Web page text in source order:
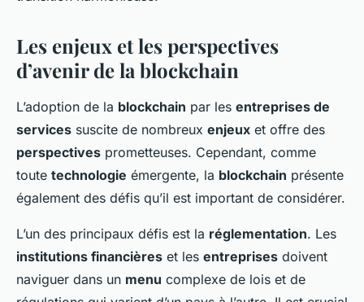
Les enjeux et les perspectives
d’avenir de la blockchain
L’adoption de la blockchain par les entreprises de
services suscite de nombreux enjeux et offre des
perspectives prometteuses. Cependant, comme
toute technologie émergente, la blockchain présente
également des défis qu’il est important de considérer.
L’un des principaux défis est la réglementation. Les
institutions financières et les entreprises doivent
naviguer dans un menu complexe de lois et de